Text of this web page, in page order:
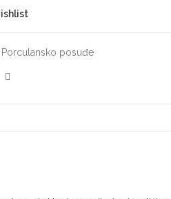
Porculansko posuđe